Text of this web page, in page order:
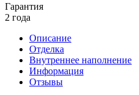
Гарантия
2 года
Описание
Отделка
Внутреннее наполнение
Информация
Отзывы